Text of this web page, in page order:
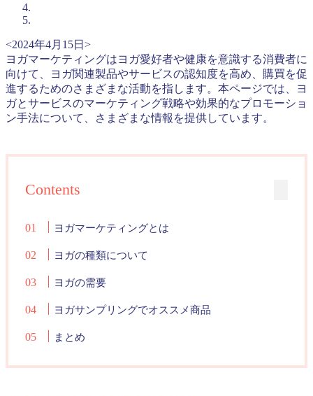
<2024年4月15日>
ヨガマーケティングはヨガ愛好者や健康を意識する消費者に
向けて、ヨガ関連製品やサービスの認知度を高め、購買を促
進するためのさまざまな活動を指します。本ページでは、ヨ
ガとサービスのマーケティング戦略や効果的なプロモーショ
ン手法について、さまざまな情報を提供しています。
Contents
ヨガマーケティングとは
ヨガの種類について
ヨガの需要
ヨガサンプリングでオススメ商品
まとめ